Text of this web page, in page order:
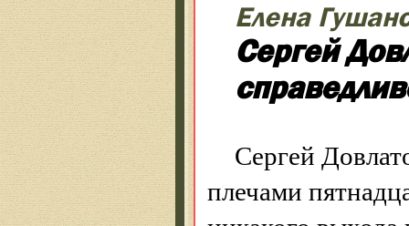
Елена
Сергей
Сергей
плечами